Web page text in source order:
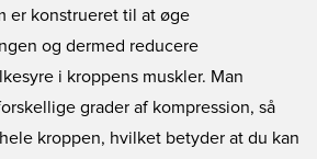
er konstrueret til at øge
og dermed reducere
i kroppens muskler. Man
grader af kompression, så
kroppen, hvilket betyder at du kan